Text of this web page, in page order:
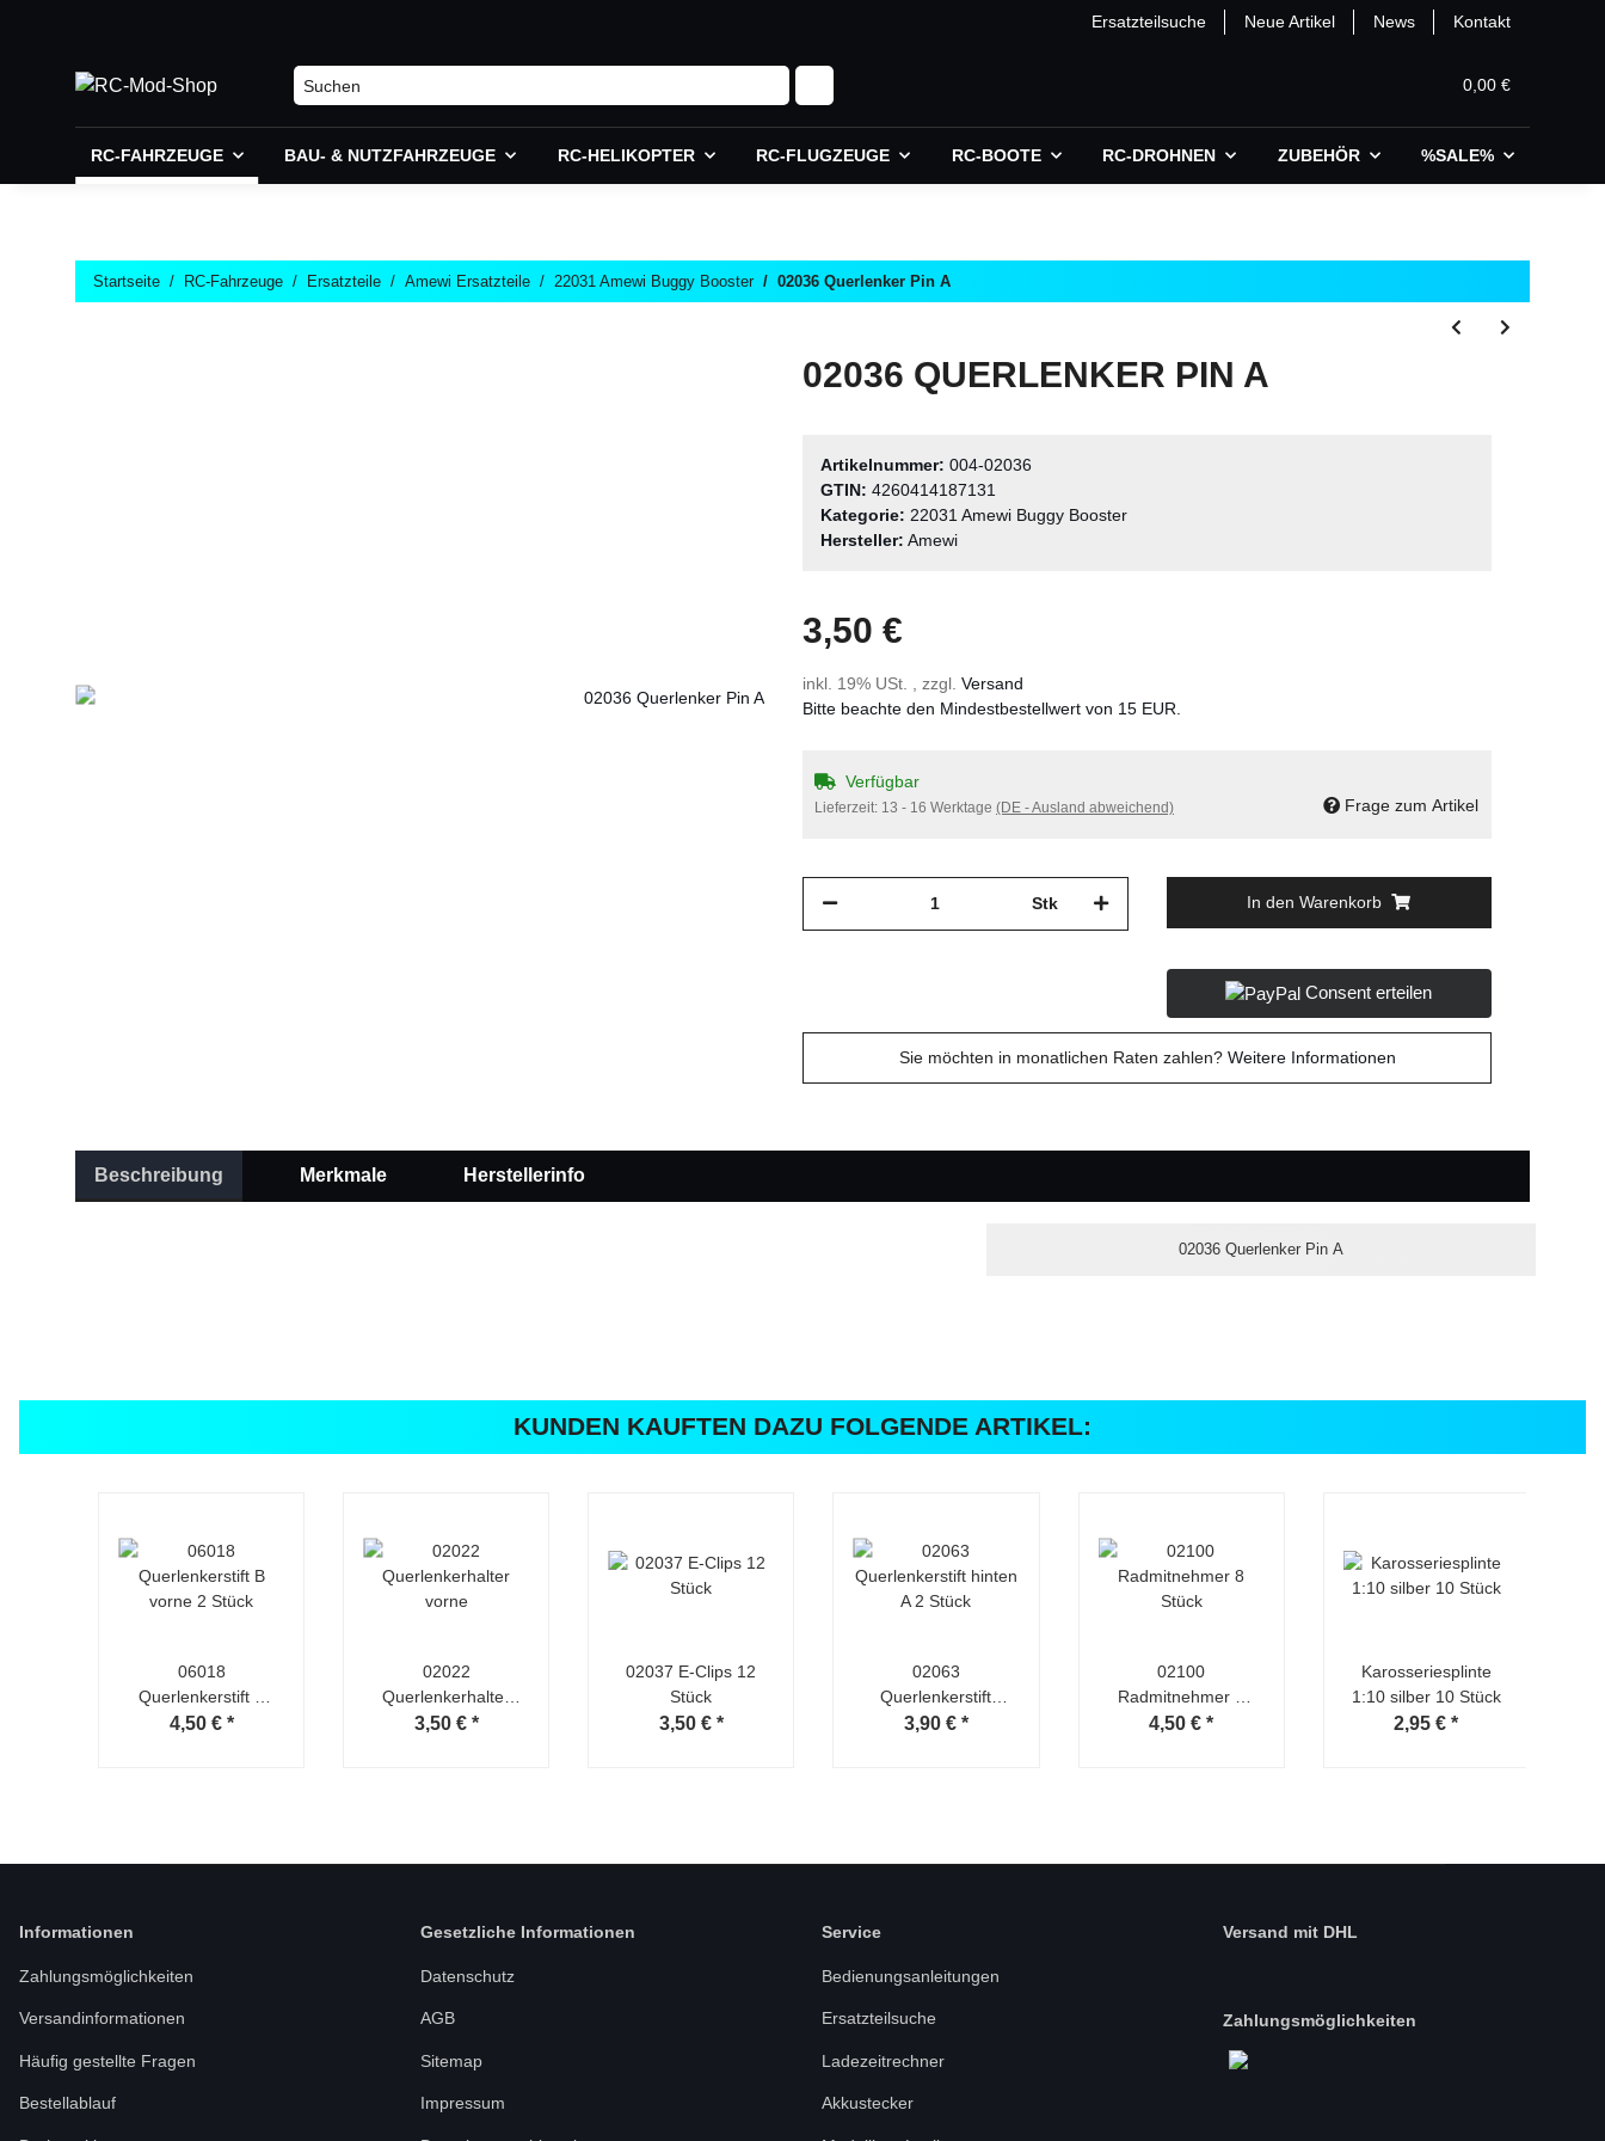
Ersatzteilsuche Neue Artikel News Kontakt
0,00 €
RC-FAHRZEUGE BAU- & NUTZFAHRZEUGE RC-HELIKOPTER RC-FLUGZEUGE RC-BOOTE RC-DROHNEN ZUBEHÖR %SALE%
Startseite RC-Fahrzeuge Ersatzteile Amewi Ersatzteile 22031 Amewi Buggy Booster 02036 Querlenker Pin A
02036 QUERLENKER PIN A
Artikelnummer: 004-02036
GTIN: 4260414187131
Kategorie: 22031 Amewi Buggy Booster
Hersteller: Amewi
3,50 €
inkl. 19% USt. , zzgl. Versand
Bitte beachte den Mindestbestellwert von 15 EUR.
Verfügbar
Lieferzeit: 13 - 16 Werktage (DE - Ausland abweichend) Frage zum Artikel
Stk In den Warenkorb
Consent erteilen
Sie möchten in monatlichen Raten zahlen? Weitere Informationen
Beschreibung Merkmale Herstellerinfo
02036 Querlenker Pin A
KUNDEN KAUFTEN DAZU FOLGENDE ARTIKEL:
06018
Querlenkerstift B
vorne 2 Stück
4,50 € *
02022
Querlenkerhalter
vorne
3,50 € *
02037 E-Clips 12
Stück
3,50 € *
02063
Querlenkerstift
hinten A 2 Stück
3,90 € *
02100
Radmitnehmer 8
Stück
4,50 €*
Karosseriesplinte
1:10 silber 10 Stück
2,95 €*
Informationen
Zahlungsmöglichkeiten
Versandinformationen
Häufig gestellte Fragen
Bestellablauf
Gesetzliche Informationen
Datenschutz
AGB
Sitemap
Impressum
Service
Bedienungsanleitungen
Ersatzteilsuche
Ladezeitrechner
Akkustecker
Versand mit DHL
Zahlungsmöglichkeiten